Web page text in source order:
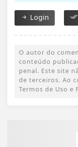
Login
O autor do
conteúdo
penal. Este site
de terceiros. Ao
Termos de Uso e